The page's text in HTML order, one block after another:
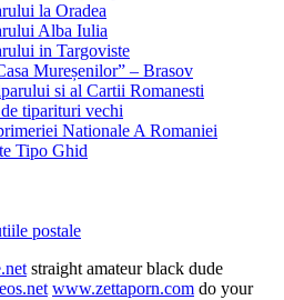
la Oradea
Alba Iulia
in Targoviste
Mureșenilor” – Brasov
si al Cartii Romanesti
tiparituri vechi
Nationale A Romaniei
Tipo Ghid
postale
straight amateur black dude
www.zettaporn.com do your